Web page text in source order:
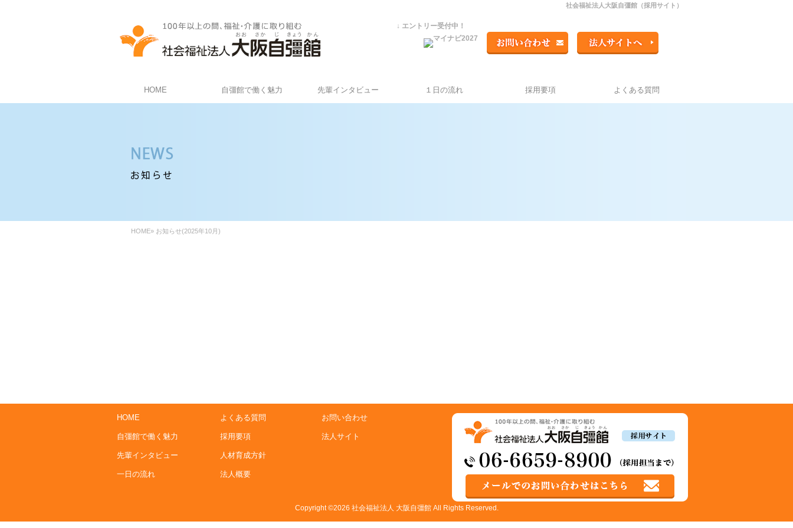
社会福祉法人大阪自彊館（採用サイト）
↓ エントリー受付中！
HOME 自彊館で働く魅力 先輩インタビュー １日の流れ 採用要項 よくある質問
HOME» お知らせ(2025年10月)
HOME
自彊館で働く魅力
先輩インタビュー
一日の流れ
よくある質問
採用要項
人材育成方針
法人概要
お問い合わせ
法人サイト
Copyright ©2026 社会福祉法人 大阪自彊館 All Rights Reserved.